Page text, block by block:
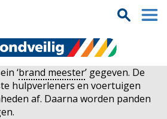
‘brand meester’ gegeven. De
hulpverleners en voertuigen
af. Daarna worden panden